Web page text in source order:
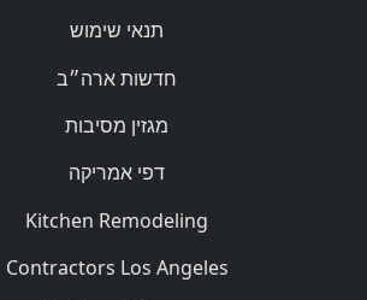
תנאי שימוש
חדשות ארה״ב
מגזין מסיבות
דפי אמריקה
Kitchen Remodeling
Contractors Los Angeles